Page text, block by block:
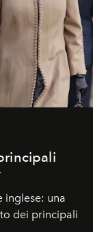
inglese: una
dei principali